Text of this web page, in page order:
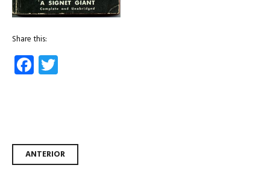
Share this:
Facebook
Navegador de artículos
ANTERIOR